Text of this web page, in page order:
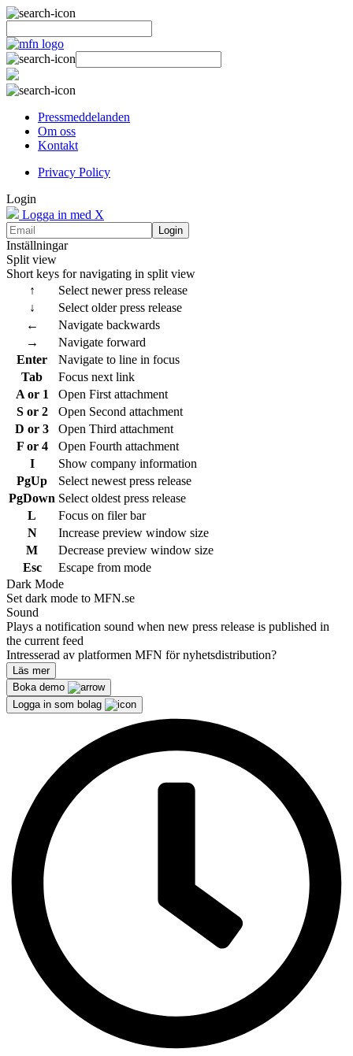
Pressmeddelanden
Om oss
Kontakt
Privacy Policy
Login
Logga in med X
Login
Inställningar
Split view
Short keys for navigating in split view
↑
Select newer press release
↓
Select older press release
←
Navigate backwards
→
Navigate forward
Enter
Navigate to line in focus
Tab
Focus next link
A or 1
Open First attachment
S or 2
Open Second attachment
D or 3
Open Third attachment
F or 4
Open Fourth attachment
I
Show company information
PgUp
Select newest press release
PgDown Select oldest press release
L
Focus on filer bar
N
Increase preview window size
M
Decrease preview window size
Esc
Escape from mode
Dark Mode
Set dark mode to MFN.se
Sound
Plays a notification sound when new press release is published in
the current feed
Intresserad av platformen MFN för nyhetsdistribution?
Läs mer
Boka demo
Logga in som bolag